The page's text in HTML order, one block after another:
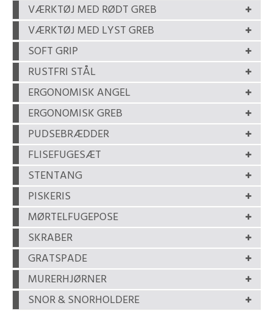
VÆRKTØJ MED RØDT GREB
VÆRKTØJ MED LYST GREB
SOFT GRIP
RUSTFRI STÅL
ERGONOMISK ANGEL
ERGONOMISK GREB
PUDSEBRÆDDER
FLISEFUGESÆT
STENTANG
PISKERIS
MØRTELFUGEPOSE
SKRABER
GRATSPADE
MURERHJØRNER
SNOR & SNORHOLDERE